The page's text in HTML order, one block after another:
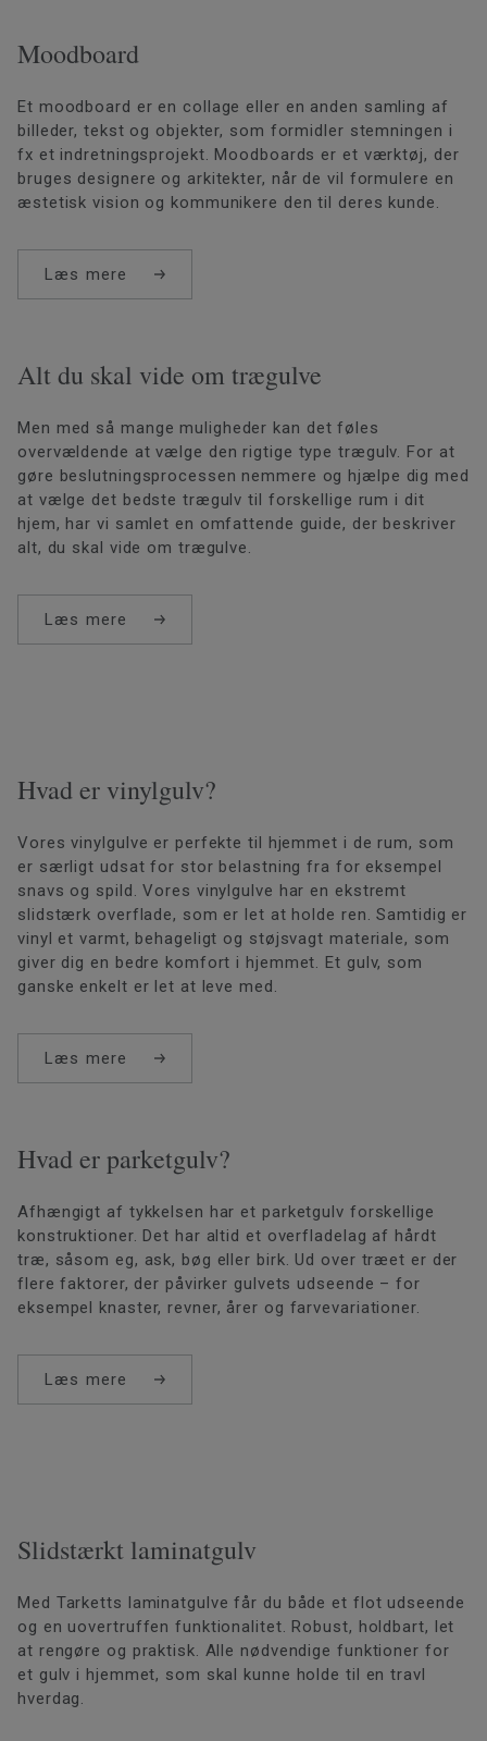
Moodboard
Et moodboard er en collage eller en anden samling af
billeder, tekst og objekter, som formidler stemningen i
fx et indretningsprojekt. Moodboards er et værktøj, der
bruges designere og arkitekter, når de vil formulere en
æstetisk vision og kommunikere den til deres kunde.
Læs mere
Alt du skal vide om trægulve
Men med så mange muligheder kan det føles
overvældende at vælge den rigtige type trægulv. For at
gøre beslutningsprocessen nemmere og hjælpe dig med
at vælge det bedste trægulv til forskellige rum i dit
hjem, har vi samlet en omfattende guide, der beskriver
alt, du skal vide om trægulve.
Læs mere
Hvad er vinylgulv?
Vores vinylgulve er perfekte til hjemmet i de rum, som
er særligt udsat for stor belastning fra for eksempel
snavs og spild. Vores vinylgulve har en ekstremt
slidstærk overflade, som er let at holde ren. Samtidig er
vinyl et varmt, behageligt og støjsvagt materiale, som
giver dig en bedre komfort i hjemmet. Et gulv, som
ganske enkelt er let at leve med.
Læs mere
Hvad er parketgulv?
Afhængigt af tykkelsen har et parketgulv forskellige
konstruktioner. Det har altid et overfladelag af hårdt
træ, såsom eg, ask, bøg eller birk. Ud over træet er der
flere faktorer, der påvirker gulvets udseende – for
eksempel knaster, revner, årer og farvevariationer.
Læs mere
Slidstærkt laminatgulv
Med Tarketts laminatgulve får du både et flot udseende
og en uovertruffen funktionalitet. Robust, holdbart, let
at rengøre og praktisk. Alle nødvendige funktioner for
et gulv i hjemmet, som skal kunne holde til en travl
hverdag.